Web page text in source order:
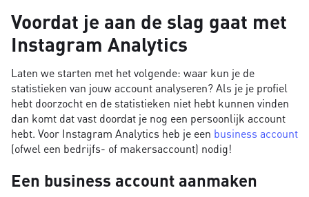
Voordat je aan de slag gaat met
Instagram Analytics
Laten we starten met het volgende: waar kun je de
statistieken van jouw account analyseren? Als je je profiel
hebt doorzocht en de statistieken niet hebt kunnen vinden
dan komt dat vast doordat je nog een persoonlijk account
hebt. Voor Instagram Analytics heb je een business account
(ofwel een bedrijfs- of makersaccount) nodig!
Een business account aanmaken